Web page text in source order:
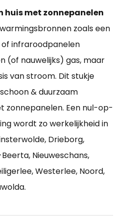
huis met zonnepanelen
zoals een
infraroodpanelen
(of nauwelijks) gas, maar
van stroom. Dit stukje
& duurzaam
zonnepanelen. Een nul-op-
wordt zo werkelijkheid in
Drieborg,
Nieuweschans,
Westerlee, Noord,